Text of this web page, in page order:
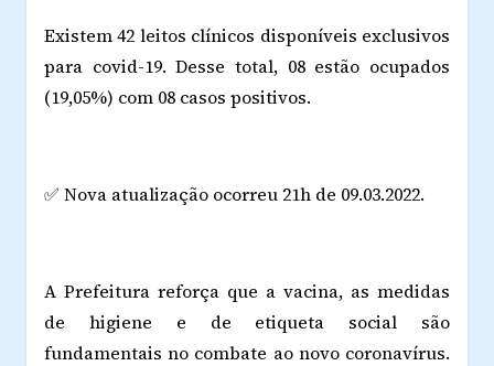
Existem 42 leitos clínicos disponíveis exclusivos
para covid-19. Desse total, 08 estão ocupados
(19,05%) com 08 casos positivos.
✅ Nova atualização ocorreu 21h de 09.03.2022.
A Prefeitura reforça que a vacina, as medidas
de higiene e de etiqueta social são
fundamentais no combate ao novo coronavírus.